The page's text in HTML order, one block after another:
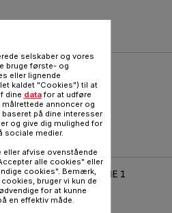
COMFORT
tilberedningsflade
:GC301512
TYPE 6696I SERIE 1
cm2 tilberedningsflade!
selskaber og vores
bruge første- og
eller lignende
kaldet "Cookies") til at
dine datafor at udføre
målrettede annoncer og
på dine interesser
og give dig mulighed for
sociale medier.
eller afvise ovenstående
alle cookies" eller
cookies". Bemærk,
bruger vi kun de
for at kunne
en effektiv måde.